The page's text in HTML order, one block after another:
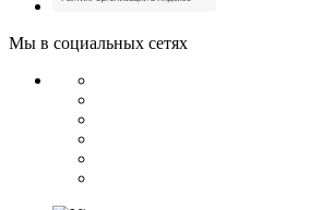
Мы в социальных сетях